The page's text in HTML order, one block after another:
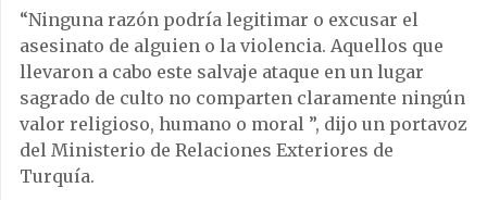
“Ninguna razón podría legitimar o excusar el
asesinato de alguien o la violencia. Aquellos que
llevaron a cabo este salvaje ataque en un lugar
sagrado de culto no comparten claramente ningún
valor religioso, humano o moral ”, dijo un portavoz
del Ministerio de Relaciones Exteriores de
Turquía.